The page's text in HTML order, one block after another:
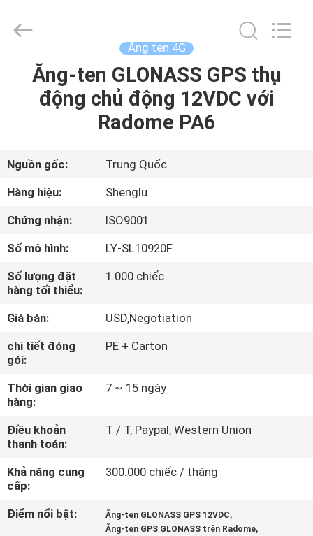
TRANG
SẢN
PHẨM
CHÚNG
TÔI
THAM
QUAN
MÁY
KIỂM
SOÁT
CHẤT
LƯỢNG
Rights
Ăng ten 4G
Ăng-ten GLONASS GPS thụ
động chủ động 12VDC với
Radome PA6
Nguồn gốc:
Trung Quốc
Hàng hiệu:
Shenglu
Chứng nhận:
ISO9001
Số mô hình:
LY-SL10920F
Số lượng đặt
hàng tối thiểu:
1.000 chiếc
Giá bán:
USD,Negotiation
chi tiết đóng
gói:
PE + Carton
Thời gian giao
hàng:
7 ~ 15 ngày
Điều khoản
thanh toán:
T / T, Paypal, Western Union
Khả năng cung
cấp:
300.000 chiếc / tháng
Điểm nổi bật: Ăng-ten GLONASS GPS 12VDC,
Ăng-ten GPS GLONASS trên Radome,